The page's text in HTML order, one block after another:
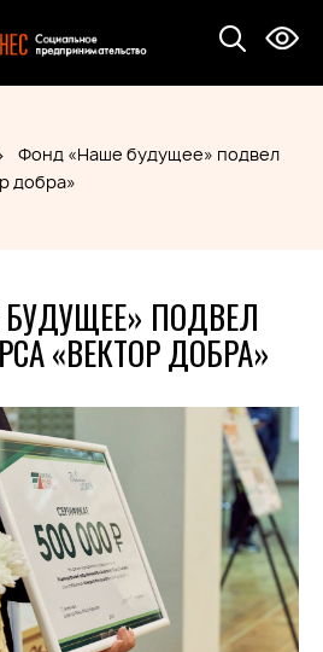
Фонд «Наше будущее» подвел
добра»
ПОДВЕЛ
«ВЕКТОР ДОБРА»